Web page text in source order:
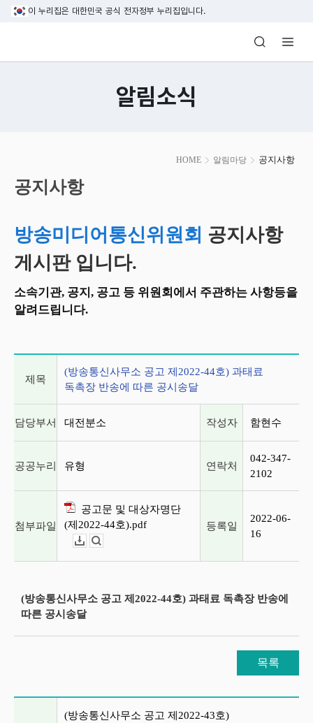
본문 바로가기
이 누리집은 대한민국 공식 전자정부 누리집입니다.
방송미디어통신위원회 Korea Media
알림소식
HOME 알림마당 공지사항
시
작
공지사항
방송미디어통신위원회 공지사항
게시판 입니다.
소속기관, 공지, 공고 등 위원회에서 주관하는 사항등을
알려드립니다.
제목
(방송통신사무소 공고 제2022-44호) 과태료
독촉장 반송에 따른 공시송달
담당부서 대전분소 작성자 함현수
공공누리 유형 연락처
042-347-
2102
첨부파일
공고문 및 대상자명단
(제2022-44호).pdf
등록일
2022-06-
16
(방송통신사무소 공고 제2022-44호) 과태료 독촉장 반송에
따른 공시송달
목록
(방송통신사무소 공고 제2022-43호)